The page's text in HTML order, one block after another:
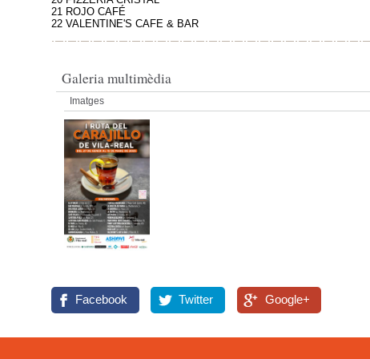
21 ROJO CAFÉ
22 VALENTINE'S CAFE & BAR
Galeria multimèdia
Imatges
Facebook Twitter Google+